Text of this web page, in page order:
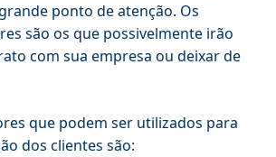
ponto de atenção. Os
são os que possivelmente irão
com sua empresa ou deixar de
que podem ser utilizados para
dos clientes são: